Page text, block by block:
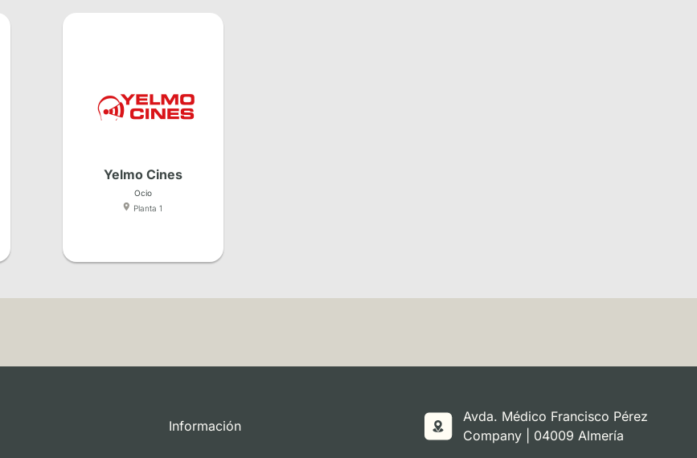
Yelmo Cines
Ocio
Planta 1
Información
Avda. Médico Francisco Pérez
Company | 04009 Almería